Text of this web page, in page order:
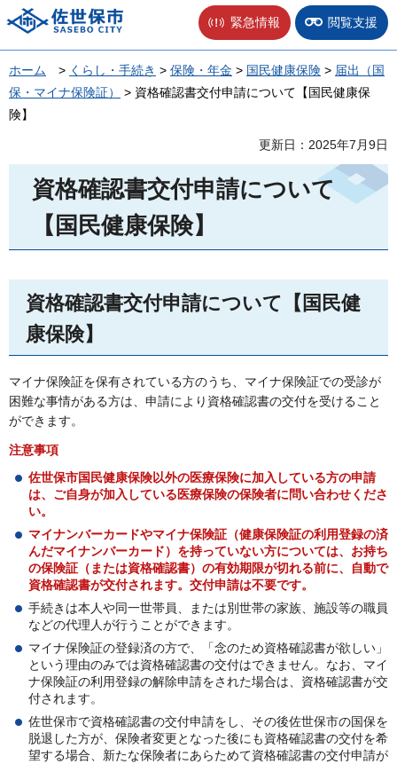
佐世保市 緊急情報 閲覧支援
ホーム > くらし・手続き > 保険・年金 > 国民健康保険 > 届出（国
保・マイナ保険証）
> 資格確認書交付申請について【国民健康保
険】
更新日：2025年7月9日
資格確認書交付申請について
【国民健康保険】
資格確認書交付申請について【国民健
康保険】
マイナ保険証を保有されている方のうち、マイナ保険証での受診が
困難な事情がある方は、申請により資格確認書の交付を受けること
ができます。
注意事項
佐世保市国民健康保険以外の医療保険に加入している方の申請
は、ご自身が加入している医療保険の保険者に問い合わせくださ
い。
マイナンバーカードやマイナ保険証（健康保険証の利用登録の済
んだマイナンバーカード） を持っていない方については、お持ち
の保険証（または資格確認書）の有効期限が切れる前に、自動で
資格確認書が交付されます。交付申請は不要です。
手続きは本人や同一世帯員、または別世帯の家族、施設等の職員
などの代理人が行うことができます。
マイナ保険証の登録済の方で、「念のため資格確認書が欲しい」
という理由のみでは資格確認書の交付はできません。なお、マイ
ナ保険証の利用登録の解除申請をされた場合は、資格確認書が交
付されます。
佐世保市で資格確認書の交付申請をし、その後佐世保市の国保を
脱退した方が、保険者変更となった後にも資格確認書の交付を希
望する場合、新たな保険者にあらためて資格確認書の交付申請が